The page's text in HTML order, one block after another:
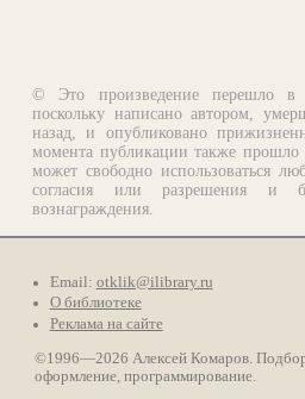
© Это произведение перешло в
поскольку написано автором,
назад, и опубликовано
момента публикации также прошло
может свободно использоваться
согласия или разрешения и
вознаграждения.
Email: otklik@ilibrary.ru
О библиотеке
Реклама на сайте
©1996—2026 Алексей Комаров.
оформление, программирование.